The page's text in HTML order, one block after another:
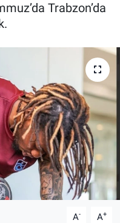
Trabzon’da
A- A+